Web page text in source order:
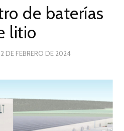
de baterías
litio
DE FEBRERO DE 202412